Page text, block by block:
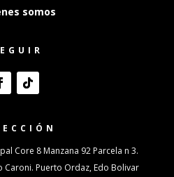
somos
Core 8 Manzana 92 Parcela n 3.
Puerto Ordaz, Edo Bolivar